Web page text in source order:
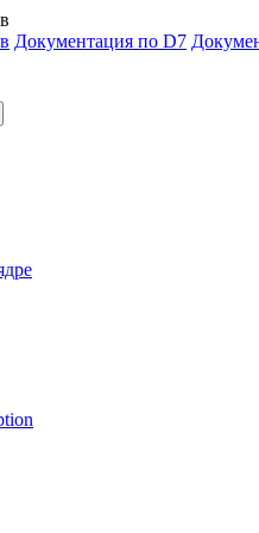
Документация по D7